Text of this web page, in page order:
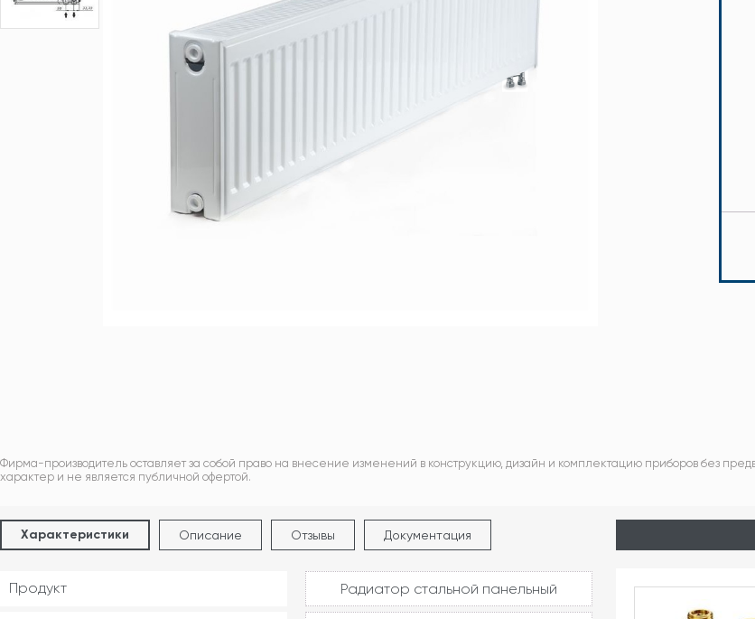
Фирма-производитель оставляет за собой право на внесение изменений в конструкцию, дизайн и комплектацию приборов без
характер и не является публичной офертой.
Характеристики Описание Отзывы Документация
Продукт Радиатор стальной панельный